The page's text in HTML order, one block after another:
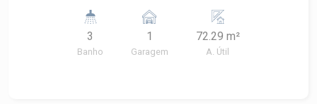
comerciais mais ativos da cidade, esta é uma
sala que se destaca não apenas pela localização,
mas pela estrutura, sendo excelente para opção
3
Banho
1
Garagem
72.29 m²
A. Útil